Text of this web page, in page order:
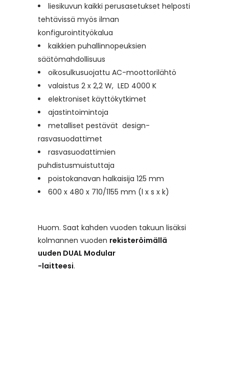
liesikuvun kaikki perusasetukset helposti
tehtävissä myös ilman
konfigurointityökalua
kaikkien puhallinnopeuksien
säätömahdollisuus
oikosulkusuojattu AC-moottorilähtö
valaistus 2 x 2,2 W, LED 4000 K
elektroniset käyttökytkimet
ajastintoimintoja
metalliset pestävät design-
rasvasuodattimet
rasvasuodattimien
puhdistusmuistuttaja
poistokanavan halkaisija 125 mm
600 x 480 x 710/1155 mm (l x s x k)
Huom. Saat kahden vuoden takuun lisäksi
kolmannen vuoden rekisteröimällä
uuden DUAL Modular
-laitteesi.